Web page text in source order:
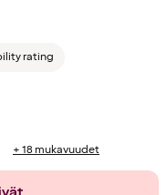
rating
+ 18 mukavuudet